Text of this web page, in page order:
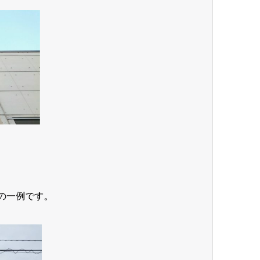
例です。